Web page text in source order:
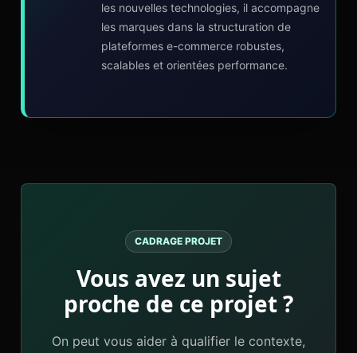
les nouvelles technologies, il accompagne
les marques dans la structuration de
plateformes e-commerce robustes,
scalables et orientées performance.
CADRAGE PROJET
Vous avez un sujet
proche de ce projet ?
On peut vous aider à qualifier le contexte,